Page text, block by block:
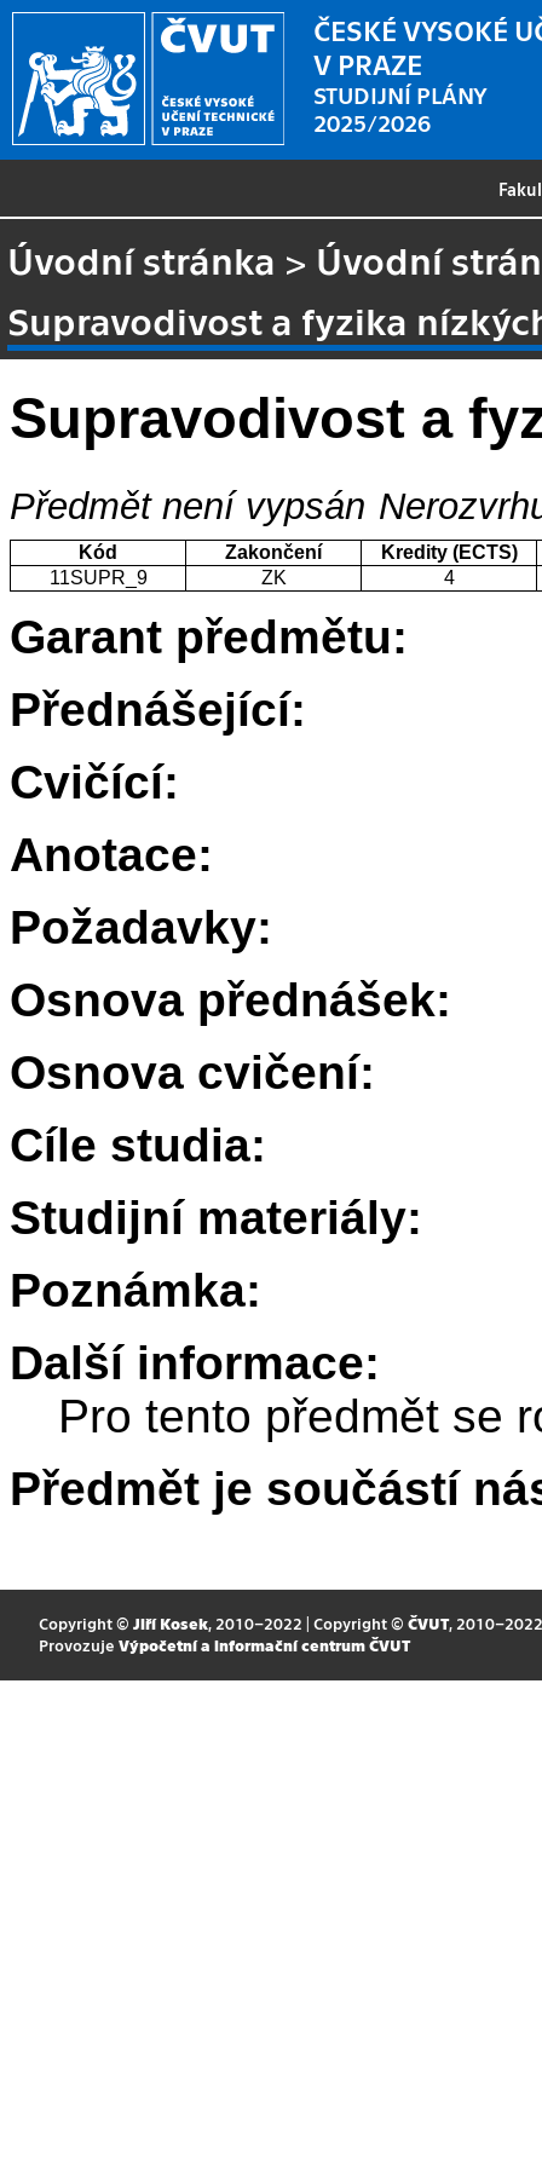
ČESKÉ VYSOKÉ
V PRAZE
STUDIJNÍ PLÁNY
2025/2026
Úvodní stránka > Úvodní
Supravodivost a fyzika
Supravodivost a
Předmět není vypsán
Kód Zakončení
Kredity (ECTS)
11SUPR_9
ZK 4
Garant předmětu:
Přednášející:
Cvičící:
Anotace:
Požadavky:
Osnova přednášek:
Osnova cvičení:
Cíle studia:
Studijní materiály:
Poznámka:
Další informace:
Pro tento předmět se
Předmět je součástí
Copyright © Jiří Kosek, 2010–2022 | Copyright © ČVUT, 2010–2022
Provozuje Výpočetní a informační centrum ČVUT